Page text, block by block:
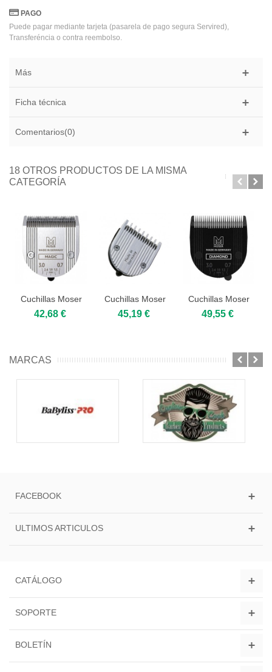
PAGO
Puede pagar mediante tarjeta (pasarela de pago segura Servired),
Transferéncia o contra reembolso.
Más
Ficha técnica
Comentarios(0)
18 OTROS PRODUCTOS DE LA MISMA
CATEGORÍA
Cuchillas Moser
Chromstyle y...
42,68 €
Cuchillas Moser
1871/ 1854 All...
45,19 €
Cuchillas Moser
Diamond
49,55 €
MARCAS
FACEBOOK
ULTIMOS ARTICULOS
CATÁLOGO
SOPORTE
BOLETÍN